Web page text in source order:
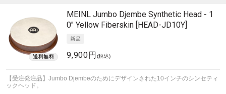
MEINL Jumbo Djembe Synthetic Head - 1
0" Yellow Fiberskin [HEAD-JD10Y]
9,900円 (税込)
【受注発注品】Jumbo Djembeのためにデザインされた10インチのシンセティ
ックヘッド。